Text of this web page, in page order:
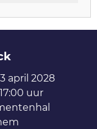
april 2028
uur